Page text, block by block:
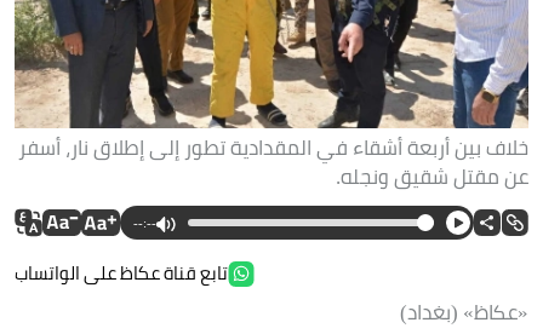
خلاف بين أربعة أشقاء في المقدادية تطور إلى إطلاق نار، أسفر
عن مقتل شقيق ونجله.
--:--
تابع قناة عكاظ على الواتساب
«عكاظ» (بغداد)